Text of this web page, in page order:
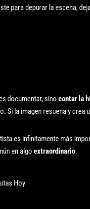
para depurar la escena,
documentar, sino contar la
Si la imagen resuena y
es infinitamente más
en algo extraordinario.
Hoy